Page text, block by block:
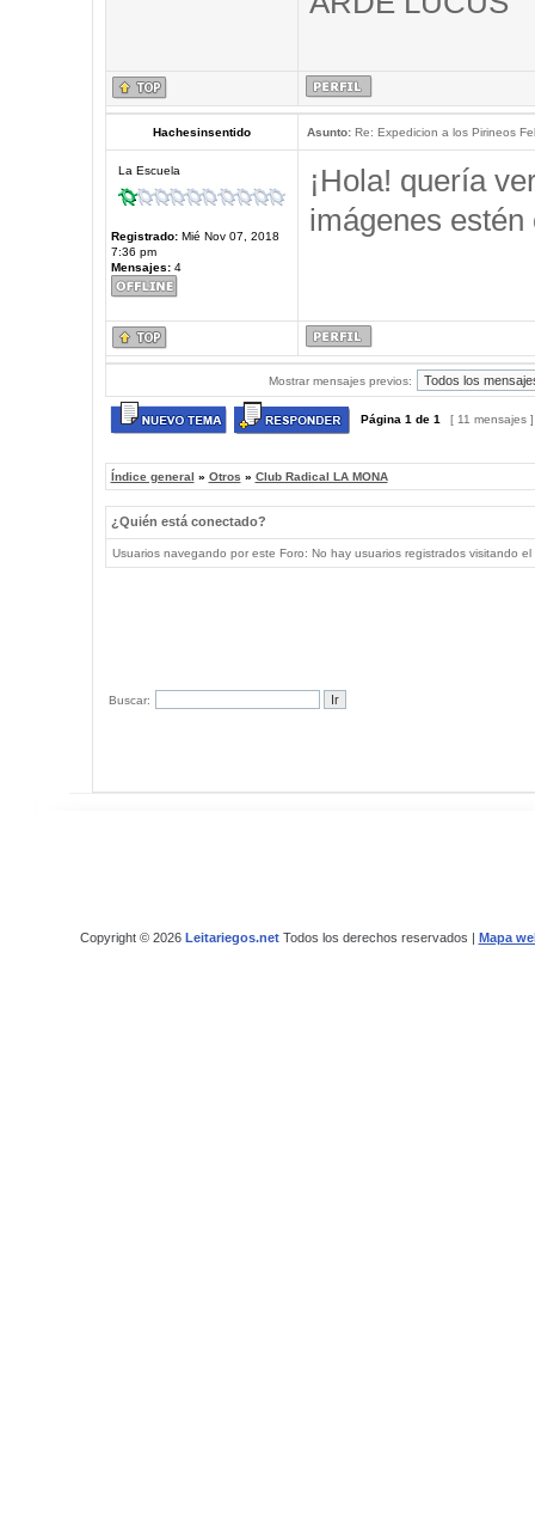
Hachesinsentido Asunto:Re: Expedicion a los Pirineos
La Escuela
Registrado:Mié Nov 07, 2018
7:36 pm
Mensajes:4
¡Hola! quería
imágenes
Mostrar mensajes previos:
Página 1 de 1 [ 11 mensajes
Índice general » Otros » Club Radical LA MONA
¿Quién está conectado?
Usuarios navegando por este Foro: No hay usuarios registrados visitando
Buscar:
Copyright © 2026 Leitariegos.netTodos los derechos reservados | Mapa